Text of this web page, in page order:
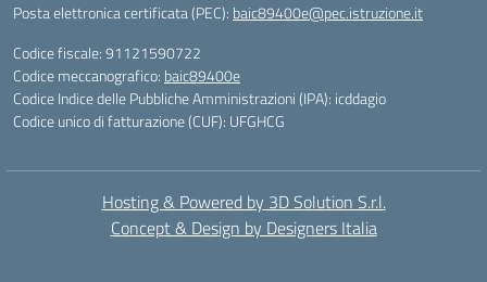
Posta elettronica certificata (PEC): baic89400e@pec.istruzione.it
Codice fiscale: 91121590722
Codice meccanografico: baic89400e
Codice Indice delle Pubbliche Amministrazioni (IPA): icddagio
Codice unico di fatturazione (CUF): UFGHCG
Hosting & Powered by 3D Solution S.r.l.
Concept & Design by Designers Italia